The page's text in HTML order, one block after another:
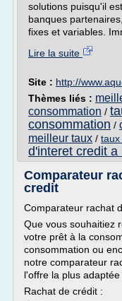
solutions puisqu'il
banques
fixes et variables.
Lire la suite
Site : http://
Thèmes liés :
consommation /
consommation /
meilleur taux / taux
d'interet credit a
Comparateur
credit
Comparateur rachat
Que vous souhaitiez
votre prêt à la
consommation ou
notre comparateur
l'offre la plus adaptée
Rachat de crédit :